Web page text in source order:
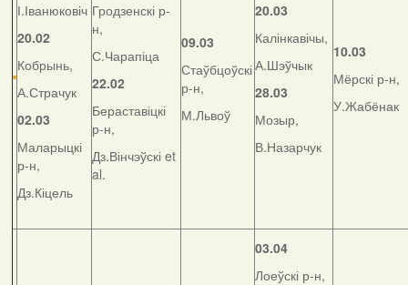
І.Іванюковіч
20.02
Кобрынь,
А.Страчук
02.03
Маларыцкі
р-н,
Дз.Кіцель
Гродзенскі р-
н,
С.Чарапіца
22.02
Бераставіцкі
р-н,
Дз.Вінчэўскі et
al.
09.03
Стаўбцоўскі
р-н,
М.Львоў
20.03
Калінкавічы,
А.Шэўчык
28.03
Мозыр,
В.Назарчук
10.03
Мёрскі р-н,
У.Жабёнак
03.04
Лоеўскі р-н,